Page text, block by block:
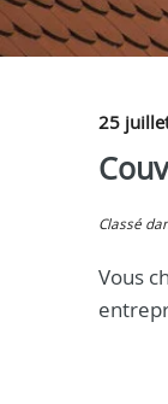
25
Classé
Vous